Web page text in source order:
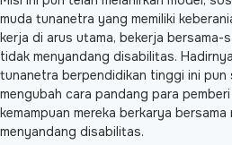
muda tunanetra yang memiliki
kerja di arus utama, bekerja bersama-
tidak menyandang disabilitas.
tunanetra berpendidikan tinggi ini pun
mengubah cara pandang para
kemampuan mereka berkarya
menyandang disabilitas.